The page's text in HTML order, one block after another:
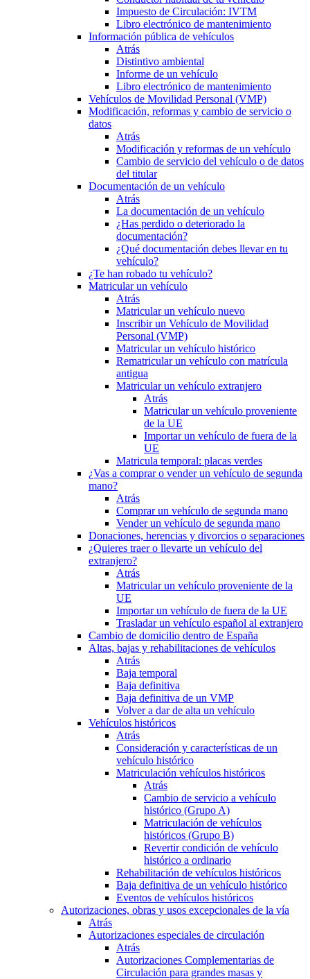
Impuesto de Circulación: IVTM
Libro electrónico de mantenimiento
Información pública de vehículos
Atrás
Distintivo ambiental
Informe de un vehículo
Libro electrónico de mantenimiento
Vehículos de Movilidad Personal (VMP)
Modificación, reformas y cambio de servicio o
datos
Atrás
Modificación y reformas de un vehículo
Cambio de servicio del vehículo o de datos
del titular
Documentación de un vehículo
Atrás
La documentación de un vehículo
¿Has perdido o deteriorado la
documentación?
¿Qué documentación debes llevar en tu
vehículo?
¿Te han robado tu vehículo?
Matricular un vehículo
Atrás
Matricular un vehículo nuevo
Inscribir un Vehículo de Movilidad
Personal (VMP)
Matricular un vehículo histórico
Rematricular un vehículo con matrícula
antigua
Matricular un vehículo extranjero
Atrás
Matricular un vehículo proveniente
de la UE
Importar un vehículo de fuera de la
UE
Matricula temporal: placas verdes
¿Vas a comprar o vender un vehículo de segunda
mano?
Atrás
Comprar un vehículo de segunda mano
Vender un vehículo de segunda mano
Donaciones, herencias y divorcios o separaciones
¿Quieres traer o llevarte un vehículo del
extranjero?
Atrás
Matricular un vehículo proveniente de la
UE
Importar un vehículo de fuera de la UE
Trasladar un vehículo español al extranjero
Cambio de domicilio dentro de España
Altas, bajas y rehabilitaciones de vehículos
Atrás
Baja temporal
Baja definitiva
Baja definitiva de un VMP
Volver a dar de alta un vehículo
Vehículos históricos
Atrás
Consideración y características de un
vehículo histórico
Matriculación vehículos históricos
Atrás
Cambio de servicio a vehículo
histórico (Grupo A)
Matriculación de vehículos
históricos (Grupo B)
Revertir condición de vehículo
histórico a ordinario
Rehabilitación de vehículos históricos
Baja definitiva de un vehículo histórico
Eventos de vehículos históricos
Autorizaciones, obras y usos excepcionales de la vía
Atrás
Autorizaciones especiales de circulación
Atrás
Autorizaciones Complementarias de
Circulación para grandes masas y